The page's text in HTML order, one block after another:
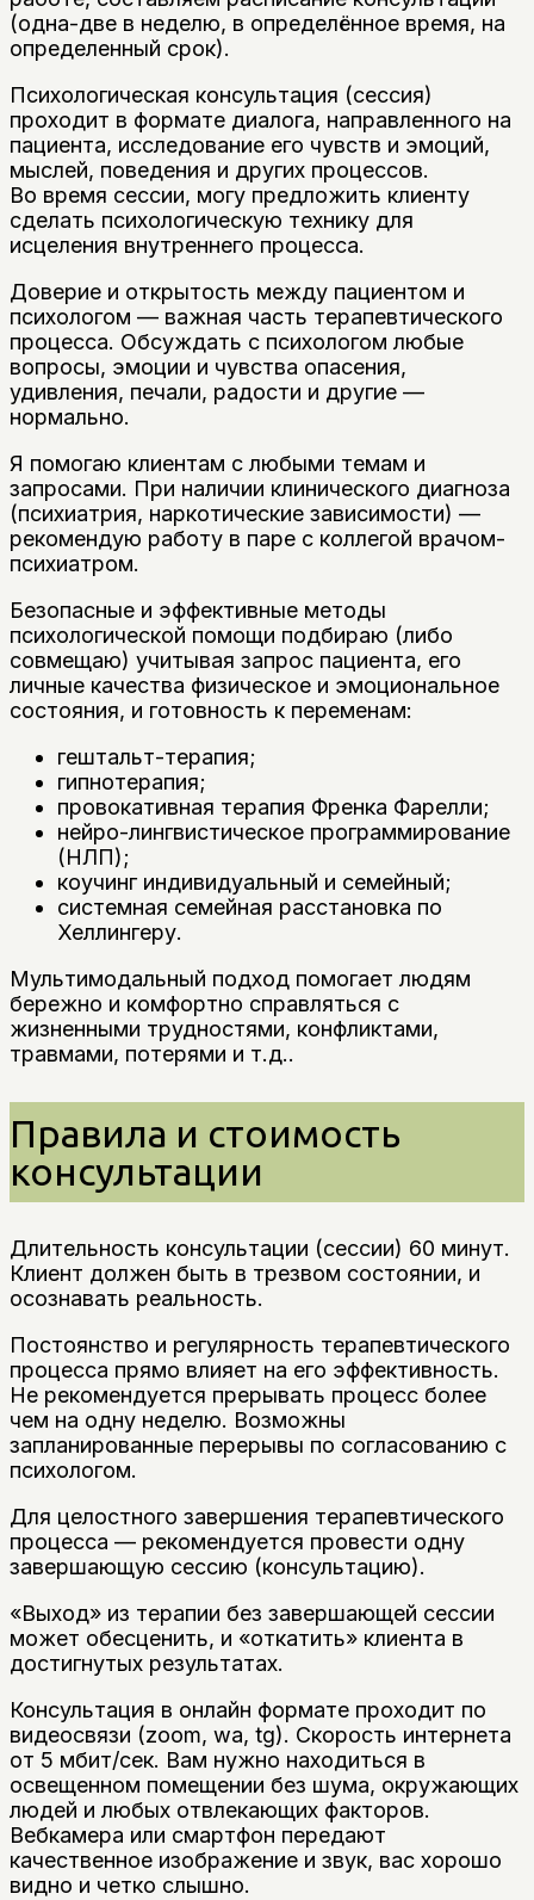
(одна-две в неделю, в определённое время, на
определенный срок).
Психологическая консультация (сессия)
проходит в формате диалога, направленного на
пациента, исследование его чувств и эмоций,
мыслей, поведения и других процессов.
Во время сессии, могу предложить клиенту
сделать психологическую технику для
исцеления внутреннего процесса.
Доверие и открытость между пациентом и
психологом — важная часть терапевтического
процесса. Обсуждать с психологом любые
вопросы, эмоции и чувства опасения,
удивления, печали, радости и другие —
нормально.
Я помогаю клиентам с любыми темам и
запросами. При наличии клинического диагноза
(психиатрия, наркотические зависимости) —
рекомендую работу в паре с коллегой врачом-
психиатром.
Безопасные и эффективные методы
психологической помощи подбираю (либо
совмещаю) учитывая запрос пациента, его
личные качества физическое и эмоциональное
состояния, и готовность к переменам:
гештальт-терапия;
гипнотерапия;
провокативная терапия Френка Фарелли;
нейро-лингвистическое программирование
(НЛП);
коучинг индивидуальный и семейный;
системная семейная расстановка по
Хеллингеру.
Мультимодальный подход помогает людям
бережно и комфортно справляться с
жизненными трудностями, конфликтами,
травмами, потерями и т.д..
Правила и стоимость
консультации
Длительность консультации (сессии) 60 минут.
Клиент должен быть в трезвом состоянии, и
осознавать реальность.
Постоянство и регулярность терапевтического
процесса прямо влияет на его эффективность.
Не рекомендуется прерывать процесс более
чем на одну неделю. Возможны
запланированные перерывы по согласованию с
психологом.
Для целостного завершения терапевтического
процесса — рекомендуется провести одну
завершающую сессию (консультацию).
«Выход» из терапии без завершающей сессии
может обесценить, и «откатить» клиента в
достигнутых результатах.
Консультация в онлайн формате проходит по
видеосвязи (zoom, wa, tg). Скорость интернета
от 5 мбит/сек. Вам нужно находиться в
освещенном помещении без шума, окружающих
людей и любых отвлекающих факторов.
Вебкамера или смартфон передают
качественное изображение и звук, вас хорошо
видно и четко слышно.